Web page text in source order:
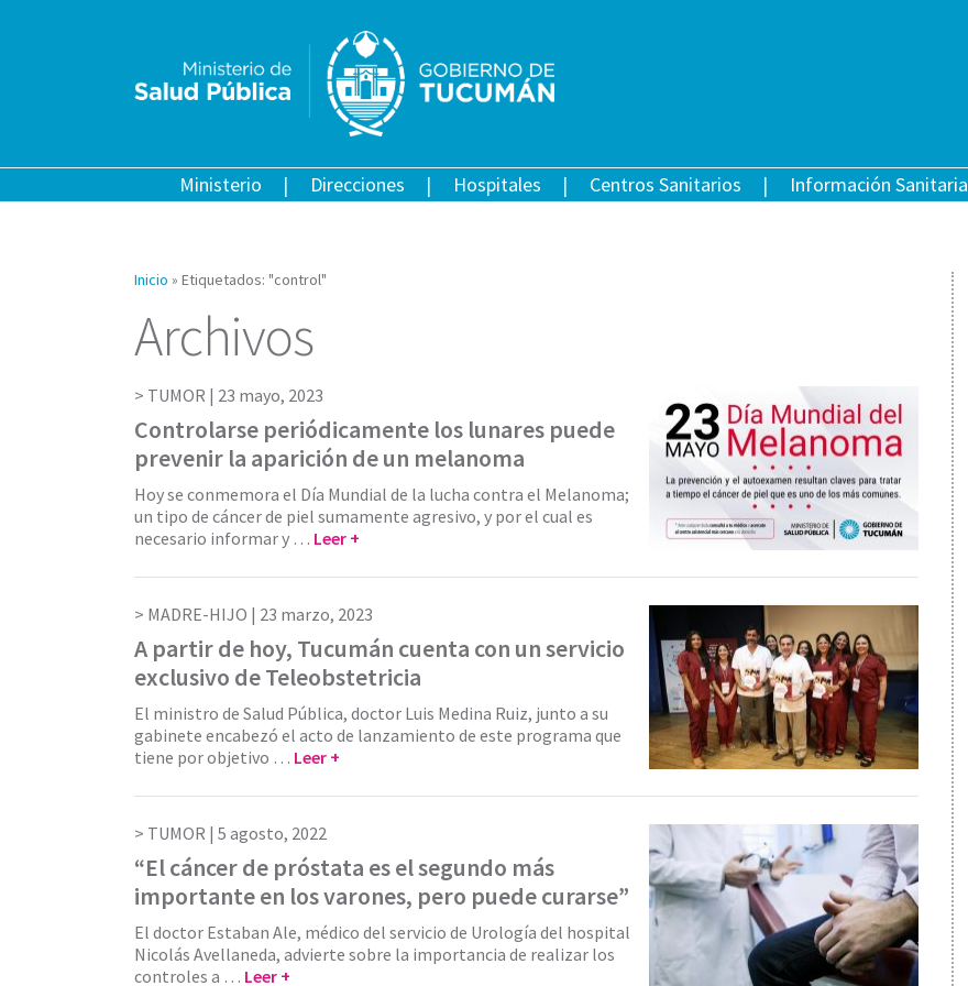
Ministerio Direcciones Hospitales Centros Sanitarios Información Sanitaria
Inicio » Etiquetados: "control"
Archivos
TUMOR | 23 mayo, 2023
Controlarse periódicamente los lunares puede
prevenir la aparición de un melanoma
Hoy se conmemora el Día Mundial de la lucha contra el Melanoma;
un tipo de cáncer de piel sumamente agresivo, y por el cual es
necesario informar y … Leer +
MADRE-HIJO | 23 marzo, 2023
A partir de hoy, Tucumán cuenta con un servicio
exclusivo de Teleobstetricia
El ministro de Salud Pública, doctor Luis Medina Ruiz, junto a su
gabinete encabezó el acto de lanzamiento de este programa que
tiene por objetivo … Leer +
TUMOR | 5 agosto, 2022
“El cáncer de próstata es el segundo más
importante en los varones, pero puede curarse”
El doctor Estaban Ale, médico del servicio de Urología del hospital
Nicolás Avellaneda, advierte sobre la importancia de realizar los
controles a … Leer +